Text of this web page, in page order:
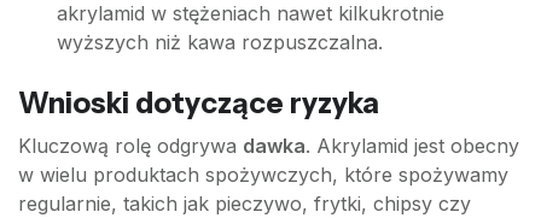
akrylamid w stężeniach nawet kilkukrotnie
wyższych niż kawa rozpuszczalna.
Wnioski dotyczące ryzyka
Kluczową rolę odgrywa dawka. Akrylamid jest obecny
w wielu produktach spożywczych, które spożywamy
regularnie, takich jak pieczywo, frytki, chipsy czy